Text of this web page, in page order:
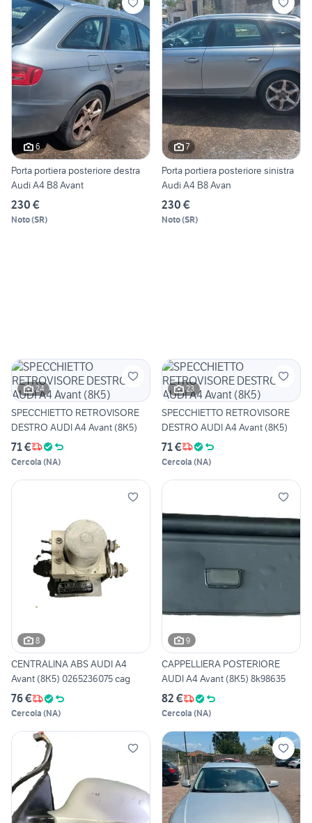
6
Porta portiera posteriore destra
Audi A4 B8 Avant
230 €
Noto(SR)
7
Porta portiera posteriore sinistra
Audi A4 B8 Avan
230 €
Noto(SR)
24
SPECCHIETTO RETROVISORE
DESTRO AUDI A4 Avant (8K5)
71 €
Cercola (NA)
23
SPECCHIETTO RETROVISORE
DESTRO AUDI A4 Avant (8K5)
71 €
Cercola (NA)
8
CENTRALINA ABS AUDI A4
Avant (8K5) 0265236075 cag
76 €
Cercola (NA)
9
CAPPELLIERA POSTERIORE
AUDI A4 Avant (8K5) 8k98635
82 €
Cercola (NA)